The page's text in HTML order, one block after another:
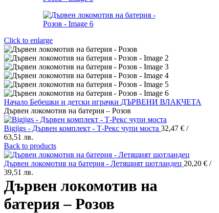
Click to enlarge
Начало Бебешки и детски играчки ДЪРВЕНИ ВЛАКЧЕТА
Дървен локомотив на батерия – Розов
Bigjigs - Дървен комплект - Т-Рекс чупи моста 32,47 € /
63,51 лв.
Back to products
Дървен локомотив на батерия - Летящият шотландец 20,20 € /
39,51 лв.
Дървен локомотив на
батерия – Розов